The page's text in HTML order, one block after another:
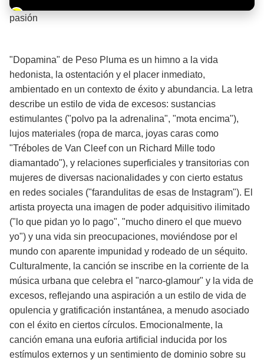
Barra de progreso de la reproducción
pasión
"Dopamina" de Peso Pluma es un himno a la vida
hedonista, la ostentación y el placer inmediato,
ambientado en un contexto de éxito y abundancia. La letra
describe un estilo de vida de excesos: sustancias
estimulantes ("polvo pa la adrenalina", "mota encima"),
lujos materiales (ropa de marca, joyas caras como
"Tréboles de Van Cleef con un Richard Mille todo
diamantado"), y relaciones superficiales y transitorias con
mujeres de diversas nacionalidades y con cierto estatus
en redes sociales ("farandulitas de esas de Instagram"). El
artista proyecta una imagen de poder adquisitivo ilimitado
("lo que pidan yo lo pago", "mucho dinero el que muevo
yo") y una vida sin preocupaciones, moviéndose por el
mundo con aparente impunidad y rodeado de un séquito.
Culturalmente, la canción se inscribe en la corriente de la
música urbana que celebra el "narco-glamour" y la vida de
excesos, reflejando una aspiración a un estilo de vida de
opulencia y gratificación instantánea, a menudo asociado
con el éxito en ciertos círculos. Emocionalmente, la
canción emana una euforia artificial inducida por los
estímulos externos y un sentimiento de dominio sobre su